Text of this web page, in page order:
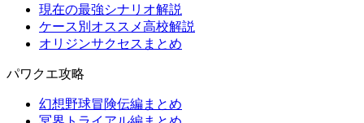
現在の最強シナリオ解説
ケース別オススメ高校解説
オリジンサクセスまとめ
パワクエ攻略
幻想野球冒険伝編まとめ